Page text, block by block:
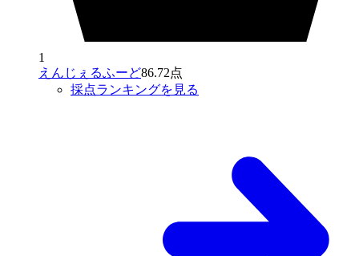
1
えんじぇるふーど86.72点
採点ランキングを見る